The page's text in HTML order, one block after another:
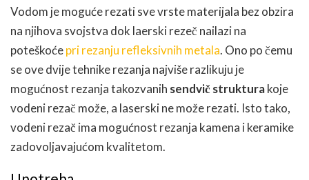
Vodom je moguće rezati sve vrste materijala bez obzira
na njihova svojstva dok laerski rezeč nailazi na
poteškoćepri rezanju refleksivnih metala. Ono po čemu
se ove dvije tehnike rezanja najviše razlikuju je
mogućnost rezanja takozvanih sendvič strukturakoje
vodeni rezač može, a laserski ne može rezati. Isto tako,
vodeni rezač ima mogućnost rezanja kamena i keramike
zadovoljavajućom kvalitetom.